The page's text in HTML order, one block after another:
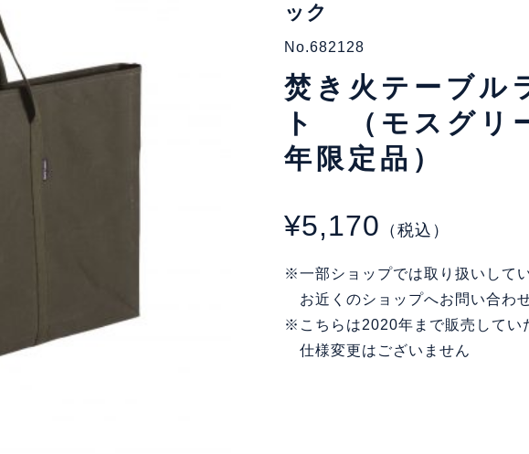
ック
No.682128
焚き火テーブ
ト （モスグリ
年限定品）
¥5,170 （税込）
※一部ショップでは取り扱いして
お近くのショップへお問い合わ
※こちらは2020年まで販売してい
仕様変更はございません